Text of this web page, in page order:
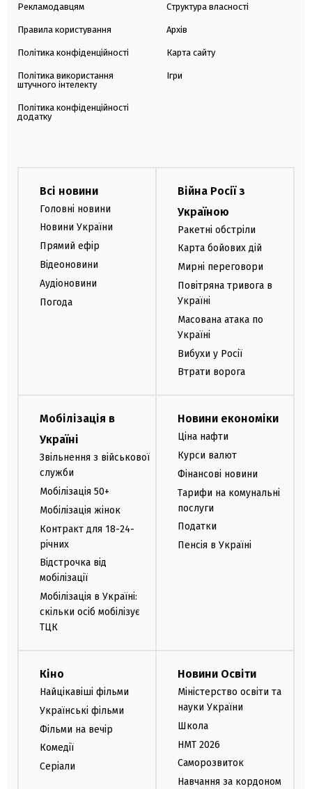
Рекламодавцям
Правила користування
Політика конфіденційності
Політика використання
штучного інтелекту
Політика конфіденційності
додатку
Структура власності
Архів
Карта сайту
Ігри
Всі новини
Головні новини
Новини України
Прямий ефір
Відеоновини
Аудіоновини
Погода
Війна Росії з
Україною
Ракетні обстріли
Карта бойових дій
Мирні переговори
Повітряна тривога в
Україні
Масована атака по
Україні
Вибухи у Росії
Втрати ворога
Мобілізація в
Україні
Звільнення з військової
служби
Мобілізація 50+
Мобілізація жінок
Контракт для 18-24-
річних
Відстрочка від
мобілізації
Мобілізація в Україні:
скільки осіб мобілізує
ТЦК
Новини економіки
Ціна нафти
Курси валют
Фінансові новини
Тарифи на комунальні
послуги
Податки
Пенсія в Україні
Кіно
Найцікавіші фільми
Українські фільми
Фільми на вечір
Комедії
Серіали
Новини Освіти
Міністерство освіти та
науки України
Школа
НМТ 2026
Саморозвиток
Навчання за кордоном